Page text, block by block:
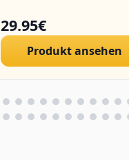
29.95€
Produkt ansehen